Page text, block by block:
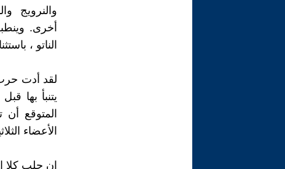
والنرويج
أخرى.
الناتو ،
لقد أدت حرب
يتنبأ بها
المتوقع
الأعضاء
إن جلب كلا